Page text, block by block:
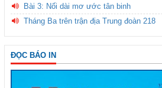
Bài 3: Nối dài mơ ước tân binh
Tháng Ba trên trận địa Trung đoàn 218
ĐỌC BÁO IN